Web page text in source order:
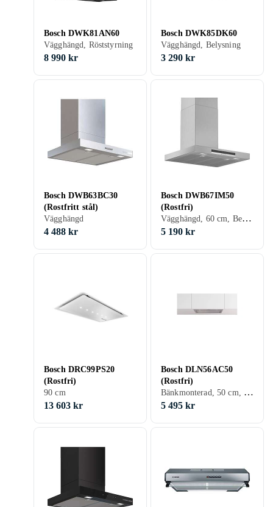
Bosch DWK81AN60
Vägghängd, Röststyrning
8 990 kr
Bosch DWK85DK60
Vägghängd, Belysning
3 290 kr
Bosch DWB63BC30
(Rostfritt stål)
Vägghängd
4 488 kr
Bosch DWB67IM50
(Rostfri)
Vägghängd, 60 cm, Belysning
5 190 kr
Bosch DRC99PS20
(Rostfri)
90 cm
13 603 kr
Bosch DLN56AC50
(Rostfri)
Bänkmonterad, 50 cm, Belysning
5 495 kr